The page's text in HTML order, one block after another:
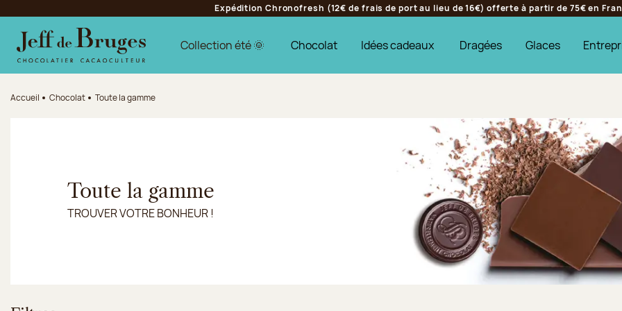
Aller au contenu principal
Aller au pied de page
Expédition Chronofresh (12€ de frais de port au lieu de 16€) offerte à partir de 75€ en
Collection été 🌞 Chocolat Idées cadeaux Dragées Glaces
Accueil Chocolat Toute la gamme
Toute la gamme
TROUVER VOTRE BONHEUR !